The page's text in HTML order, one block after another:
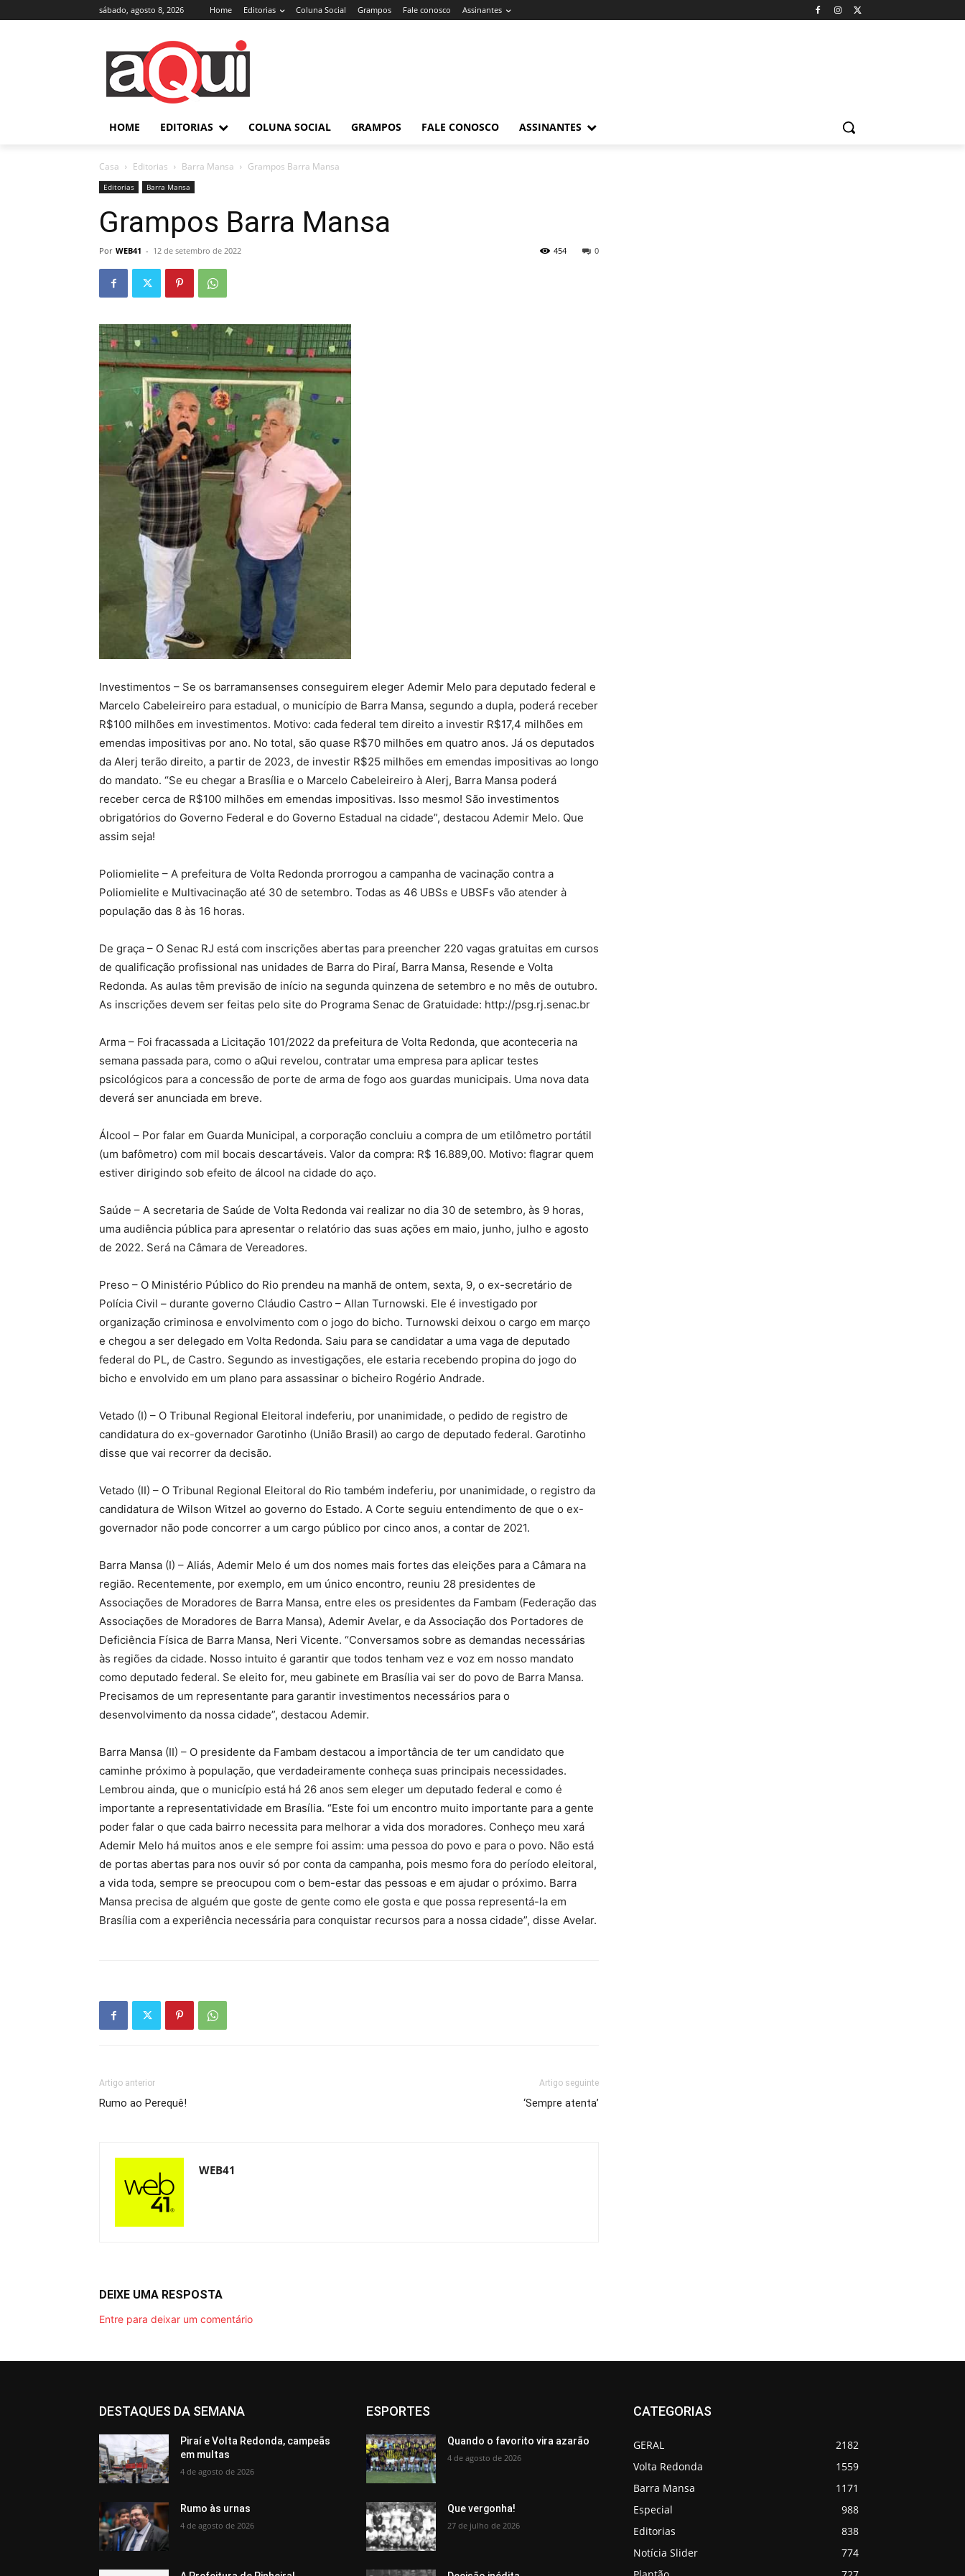
sábado, agosto 8, 2026 Home Editorias Coluna Social Grampos Fale conosco Assinantes
HOME EDITORIAS COLUNA SOCIAL GRAMPOS FALE CONOSCO ASSINANTES
Casa Editorias Barra Mansa Grampos Barra Mansa
Editorias Barra Mansa
Grampos Barra Mansa
Por WEB41 - 12 de setembro de 2022 0
454
Investimentos – Se os barramansenses conseguirem eleger Ademir Melo para deputado federal e
Marcelo Cabeleireiro para estadual, o município de Barra Mansa, segundo a dupla, poderá receber
R$100 milhões em investimentos. Motivo: cada federal tem direito a investir R$17,4 milhões em
emendas impositivas por ano. No total, são quase R$70 milhões em quatro anos. Já os deputados
da Alerj terão direito, a partir de 2023, de investir R$25 milhões em emendas impositivas ao longo
do mandato. “Se eu chegar a Brasília e o Marcelo Cabeleireiro à Alerj, Barra Mansa poderá
receber cerca de R$100 milhões em emendas impositivas. Isso mesmo! São investimentos
obrigatórios do Governo Federal e do Governo Estadual na cidade”, destacou Ademir Melo. Que
assim seja!
Poliomielite – A prefeitura de Volta Redonda prorrogou a campanha de vacinação contra a
Poliomielite e Multivacinação até 30 de setembro. Todas as 46 UBSs e UBSFs vão atender à
população das 8 às 16 horas.
De graça – O Senac RJ está com inscrições abertas para preencher 220 vagas gratuitas em cursos
de qualificação profissional nas unidades de Barra do Piraí, Barra Mansa, Resende e Volta
Redonda. As aulas têm previsão de início na segunda quinzena de setembro e no mês de outubro.
As inscrições devem ser feitas pelo site do Programa Senac de Gratuidade: http://psg.rj.senac.br
Arma – Foi fracassada a Licitação 101/2022 da prefeitura de Volta Redonda, que aconteceria na
semana passada para, como o aQui revelou, contratar uma empresa para aplicar testes
psicológicos para a concessão de porte de arma de fogo aos guardas municipais. Uma nova data
deverá ser anunciada em breve.
Álcool – Por falar em Guarda Municipal, a corporação concluiu a compra de um etilômetro portátil
(um bafômetro) com mil bocais descartáveis. Valor da compra: R$ 16.889,00. Motivo: flagrar quem
estiver dirigindo sob efeito de álcool na cidade do aço.
Saúde – A secretaria de Saúde de Volta Redonda vai realizar no dia 30 de setembro, às 9 horas,
uma audiência pública para apresentar o relatório das suas ações em maio, junho, julho e agosto
de 2022. Será na Câmara de Vereadores.
Preso – O Ministério Público do Rio prendeu na manhã de ontem, sexta, 9, o ex-secretário de
Polícia Civil – durante governo Cláudio Castro – Allan Turnowski. Ele é investigado por
organização criminosa e envolvimento com o jogo do bicho. Turnowski deixou o cargo em março
e chegou a ser delegado em Volta Redonda. Saiu para se candidatar a uma vaga de deputado
federal do PL, de Castro. Segundo as investigações, ele estaria recebendo propina do jogo do
bicho e envolvido em um plano para assassinar o bicheiro Rogério Andrade.
Vetado (I) – O Tribunal Regional Eleitoral indeferiu, por unanimidade, o pedido de registro de
candidatura do ex-governador Garotinho (União Brasil) ao cargo de deputado federal. Garotinho
disse que vai recorrer da decisão.
Vetado (II) – O Tribunal Regional Eleitoral do Rio também indeferiu, por unanimidade, o registro da
candidatura de Wilson Witzel ao governo do Estado. A Corte seguiu entendimento de que o ex-
governador não pode concorrer a um cargo público por cinco anos, a contar de 2021.
Barra Mansa (I) – Aliás, Ademir Melo é um dos nomes mais fortes das eleições para a Câmara na
região. Recentemente, por exemplo, em um único encontro, reuniu 28 presidentes de
Associações de Moradores de Barra Mansa, entre eles os presidentes da Fambam (Federação das
Associações de Moradores de Barra Mansa), Ademir Avelar, e da Associação dos Portadores de
Deficiência Física de Barra Mansa, Neri Vicente. “Conversamos sobre as demandas necessárias
às regiões da cidade. Nosso intuito é garantir que todos tenham vez e voz em nosso mandato
como deputado federal. Se eleito for, meu gabinete em Brasília vai ser do povo de Barra Mansa.
Precisamos de um representante para garantir investimentos necessários para o
desenvolvimento da nossa cidade”, destacou Ademir.
Barra Mansa (II) – O presidente da Fambam destacou a importância de ter um candidato que
caminhe próximo à população, que verdadeiramente conheça suas principais necessidades.
Lembrou ainda, que o município está há 26 anos sem eleger um deputado federal e como é
importante a representatividade em Brasília. “Este foi um encontro muito importante para a gente
poder falar o que cada bairro necessita para melhorar a vida dos moradores. Conheço meu xará
Ademir Melo há muitos anos e ele sempre foi assim: uma pessoa do povo e para o povo. Não está
de portas abertas para nos ouvir só por conta da campanha, pois mesmo fora do período eleitoral,
a vida toda, sempre se preocupou com o bem-estar das pessoas e em ajudar o próximo. Barra
Mansa precisa de alguém que goste de gente como ele gosta e que possa representá-la em
Brasília com a experiência necessária para conquistar recursos para a nossa cidade”, disse Avelar.
Artigo anterior
Rumo ao Perequê!
Artigo seguinte
‘Sempre atenta’
WEB41
DEIXE UMA RESPOSTA
Entre para deixar um comentário
DESTAQUES DA SEMANA
Piraí e Volta Redonda, campeãs
em multas
4 de agosto de 2026
Rumo às urnas
4 de agosto de 2026
ESPORTES
Quando o favorito vira azarão
4 de agosto de 2026
Que vergonha!
27 de julho de 2026
CATEGORIAS
GERAL
2182
Volta Redonda
1559
Barra Mansa
1171
Especial
988
Editorias
838
Notícia Slider
774